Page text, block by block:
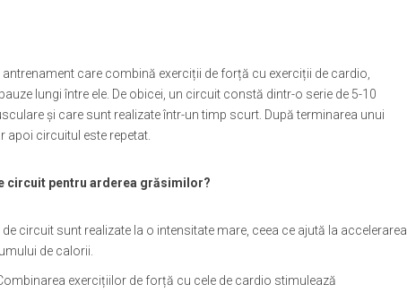
care combină exerciții de forță cu exerciții de cardio,
lungi între ele. De obicei, un circuit constă dintr-o serie de 5-10
și care sunt realizate într-un timp scurt. După terminarea unui
apoi circuitul este repetat.
circuit pentru arderea grăsimilor?
de circuit sunt realizate la o intensitate mare, ceea ce ajută la accelerarea
de calorii.
exercițiilor de forță cu cele de cardio stimulează